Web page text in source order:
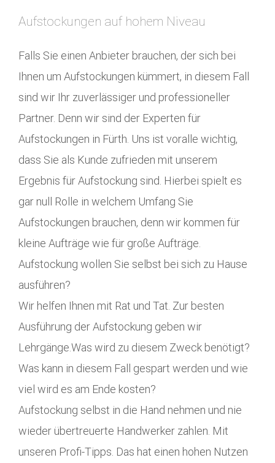
Aufstockungen auf hohem Niveau
Falls Sie einen Anbieter brauchen, der sich bei
Ihnen um Aufstockungen kümmert, in diesem Fall
sind wir Ihr zuverlässiger und professioneller
Partner. Denn wir sind der Experten für
Aufstockungen in Fürth. Uns ist voralle wichtig,
dass Sie als Kunde zufrieden mit unserem
Ergebnis für Aufstockung sind. Hierbei spielt es
gar null Rolle in welchem Umfang Sie
Aufstockungen brauchen, denn wir kommen für
kleine Aufträge wie für große Aufträge.
Aufstockung wollen Sie selbst bei sich zu Hause
ausführen?
Wir helfen Ihnen mit Rat und Tat. Zur besten
Ausführung der Aufstockung geben wir
Lehrgänge.Was wird zu diesem Zweck benötigt?
Was kann in diesem Fall gespart werden und wie
viel wird es am Ende kosten?
Aufstockung selbst in die Hand nehmen und nie
wieder übertreuerte Handwerker zahlen. Mit
unseren Profi-Tipps. Das hat einen hohen Nutzen